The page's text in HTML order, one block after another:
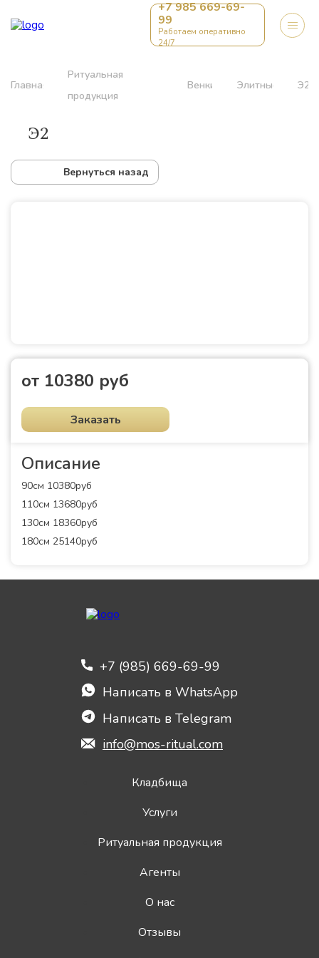
+7 985 669-69-
99
Работаем оперативно
24/7
Главная
Ритуальная
продукция
Венки Элитные Э2
Э2
Вернуться назад
от 10380 руб
Заказать
Описание
90см 10380руб
110см 13680руб
130см 18360руб
180см 25140руб
+7 (985) 669-69-99
Написать в WhatsApp
Написать в Telegram
info@mos-ritual.com
Кладбища
Услуги
Ритуальная продукция
Агенты
О нас
Отзывы